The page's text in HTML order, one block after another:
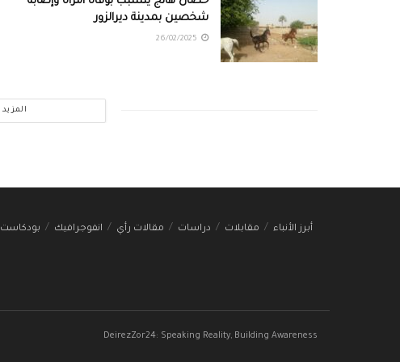
شخصين بمدينة ديرالزور
المزيد
أبرز الأنباء مقابلات دراسات مقالات رأي انفوجرافيك بودكاست
DeirezZor24: Speaking Reality, Building Awareness